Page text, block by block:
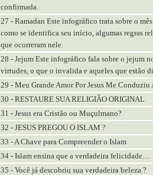
confirmada.
27 - Ramadan Este infográfico trata sobre o
como se identifica seu início, algumas regras
que ocorreram nele.
28 - Jejum Este infográfico fala sobre o jejum
virtudes, o que o invalida e aqueles que estão
29 - Meu Grande Amor Por Jesus Me Conduziu
30 - RESTAURE SUA RELIGIÃO ORIGINAL
31 - Jesus era Cristão ou Muçulmano?
32 - JESUS PREGOU O ISLAM ?
33 - A Chave para Compreender o Islam
34 - Islam ensina que a verdadeira felicidade…
35 - Você já descobriu sua verdadeira beleza ?